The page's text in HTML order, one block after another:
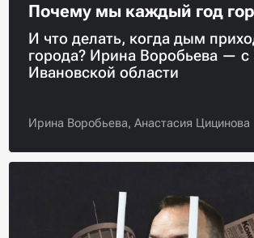
Почему мы каждый год
И что делать, когда дым
города? Ирина Воробьева — с
Ивановской области
Ирина Воробьева, Анастасия Цицинова